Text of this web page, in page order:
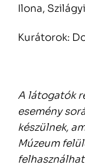
Ilona,
Kurátorok:
A látogatók
esemény
készülnek,
Múzeum